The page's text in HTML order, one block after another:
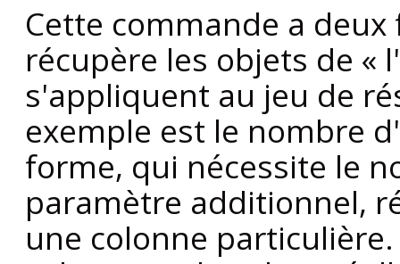
Cette commande a
récupère les objets de «
s'appliquent au jeu de
exemple est le nombre
forme, qui nécessite le
paramètre additionnel,
une colonne